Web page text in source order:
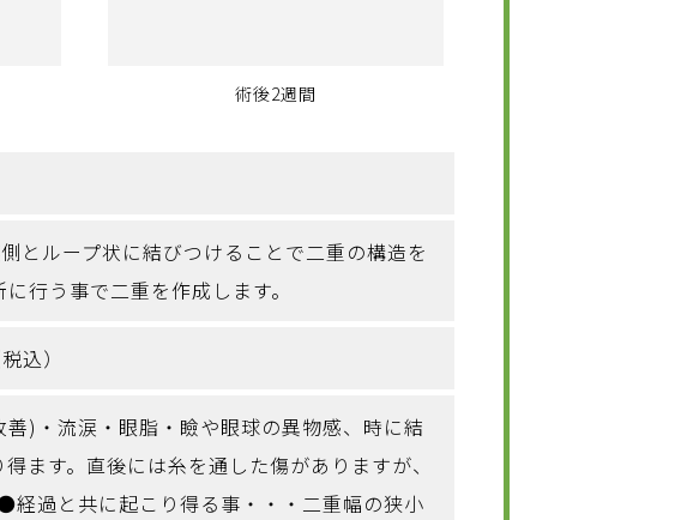
術後2週間
とループ状に結びつけることで二重の構造を
行う事で二重を作成します。
込）
)・流涙・眼脂・瞼や眼球の異物感、時に結
ます。直後には糸を通した傷がありますが、
過と共に起こり得る事・・・二重幅の狭小